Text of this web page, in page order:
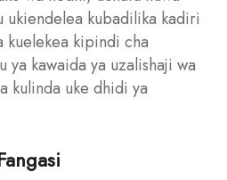
ukiendelea kubadilika kadiri
kuelekea kipindi cha
kawaida ya uzalishaji wa
kulinda uke dhidi ya